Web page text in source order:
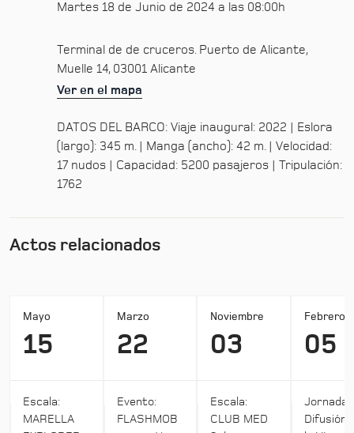
Martes 18 de Junio de 2024 a las 08:00h
Terminal de de cruceros. Puerto de Alicante,
Muelle 14, 03001 Alicante
Ver en el mapa
DATOS DEL BARCO: Viaje inaugural: 2022 | Eslora
(largo): 345 m. | Manga (ancho): 42 m. | Velocidad:
17 nudos | Capacidad: 5200 pasajeros | Tripulación:
1762
Actos relacionados
Mayo
15
Escala:
MARELLA
Marzo
22
Evento:
FLASHMOB
Noviembre
03
Escala:
CLUB MED
Febrero
05
Jornada:
Difusión